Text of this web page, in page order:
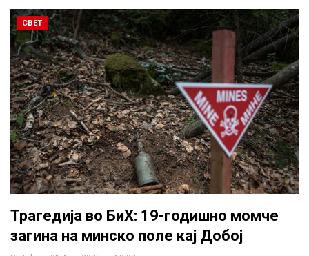
СВЕТ
Трагедија во БиХ: 19-годишно момче
загина на минско поле кај Добој